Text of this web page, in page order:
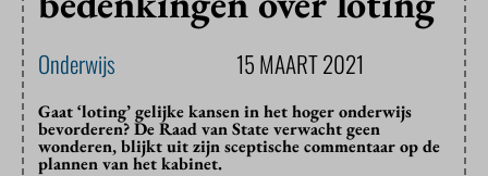
Onderwijs 15 MAART 2021
Gaat ‘loting’ gelijke kansen in het hoger onderwijs
bevorderen? De Raad van State verwacht geen
wonderen, blijkt uit zijn sceptische commentaar op de
plannen van het kabinet.